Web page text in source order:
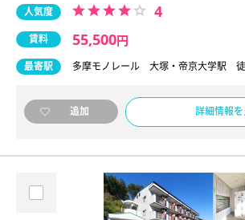
人気度 4
賃料 55,500円
最寄駅 多摩モノレール 大塚・帝京大学駅
追加 詳細情報